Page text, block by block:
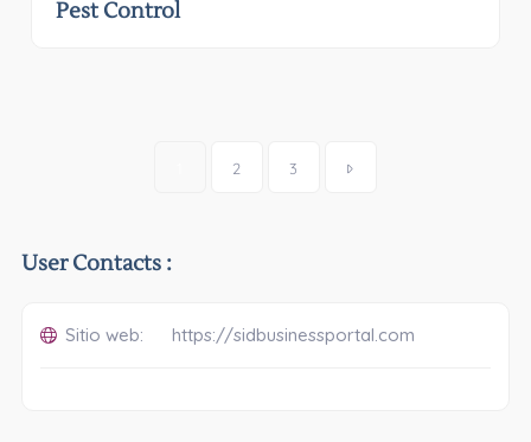
Pest Control
2 3
User Contacts :
Sitio web: https://sidbusinessportal.com